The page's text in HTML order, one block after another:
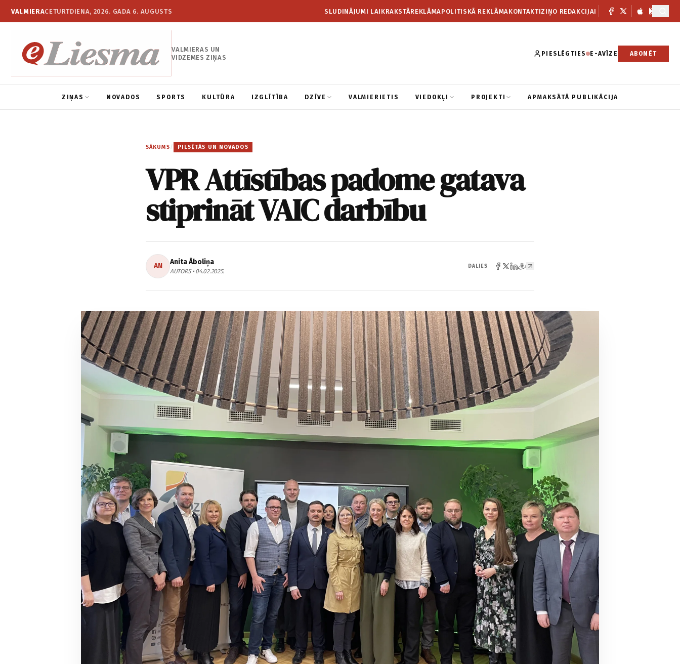
VALMIERACETURTDIENA, 2026. GADA 6. AUGUSTS SLUDINĀJUMI LAIKRAKSTĀREKLĀMAPOLITISKĀ REKLĀMAKONTAKTIZIŅO REDAKCIJAI
VALMIERAS UN
VIDZEMES ZIŅAS
PIESLĒGTIES E-AVĪZE ABONĒT
ZIŅAS NOVADOS SPORTS KULTŪRA IZGLĪTĪBA DZĪVE VALMIERIETIS VIEDOKĻI PROJEKTI APMAKSĀTĀ PUBLIKĀCIJA
SĀKUMS / PILSĒTĀS UN NOVADOS
VPR Attīstības padome gatava
stiprināt VAIC darbību
AN Anita Āboliņa
AUTORS • 04.02.2025.
DALIES